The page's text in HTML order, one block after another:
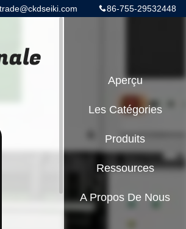
86-755-29532448
Aperçu
Les Catégories
Produits
Ressources
A Propos De Nous